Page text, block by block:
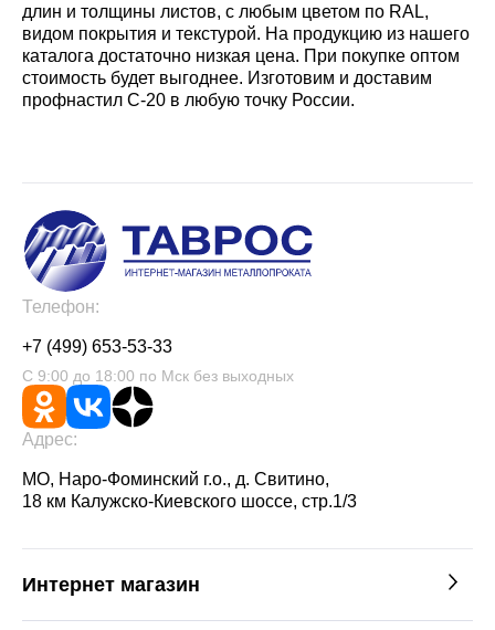
длин и толщины листов, с любым цветом по RAL,
видом покрытия и текстурой. На продукцию из нашего
каталога достаточно низкая цена. При покупке оптом
стоимость будет выгоднее. Изготовим и доставим
профнастил С-20 в любую точку России.
Телефон:
+7 (499) 653-53-33
С 9:00 до 18:00 по Мск без выходных
Адрес:
МО, Наро-Фоминский г.о., д. Свитино,
18 км Калужско-Киевского шоссе, стр.1/3
Интернет магазин